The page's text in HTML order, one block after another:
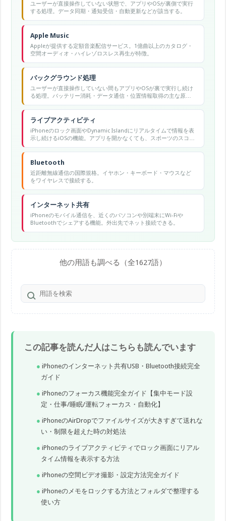
ユーザーが直接操作していない状態で、アプリやOSが裏側で実行
する処理。データ同期・通知受信・自動更新などが該当する。
Apple Music
Appleが提供する定額音楽配信サービス。1億曲以上のカタログ・
空間オーディオ・ハイレゾロスレス再生が特徴。
バックグラウンド処理
ユーザーが直接操作していない間もアプリやOSが裏で実行し続け
る処理。バッテリー消耗・データ通信・位置情報取得の主な原因
となります。
ライブアクティビティ
iPhoneのロック画面やDynamic Islandにリアルタイムで情報を表
示し続けるiOSの機能。アプリを開かなくても、スポーツのスコア
や配送状況などを常に確認できる。
Bluetooth
近距離無線通信の国際規格。イヤホン・キーボード・マウスなど
をワイヤレスで接続する。
インターネット共有
iPhoneのモバイル通信を、近くのパソコンや別端末にWi-Fiや
Bluetoothでシェアする機能。外出先でネット接続できる。
他の用語も調べる（全1627語）
この記事を読んだ人はこちらも読んでいます
iPhoneのインターネット共有USB・Bluetooth接続完全
ガイド
iPhoneのフォーカス機能完全ガイド【集中モード設
定・仕事/睡眠/運転フォーカス・自動化】
iPhoneのAirDropでファイルサイズが大きすぎて送れな
い・制限を超えた時の対処法
iPhoneのライブアクティビティでロック画面にリアル
タイム情報を表示する方法
iPhoneの空間ビデオ撮影・設定方法完全ガイド
iPhoneのメモをロックする方法とフォルダで整理する
使い方